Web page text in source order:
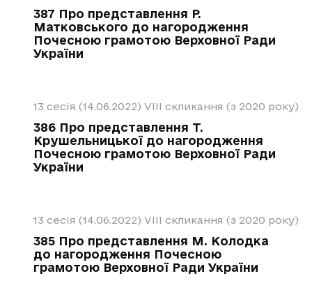
387 Про представлення Р.
Матковського до нагородження
Почесною грамотою Верховної Ради
України
13 сесія (14.06.2022) VIII скликання (з 2020 року)
386 Про представлення Т.
Крушельницької до нагородження
Почесною грамотою Верховної Ради
України
13 сесія (14.06.2022) VIII скликання (з 2020 року)
385 Про представлення М. Колодка
до нагородження Почесною
грамотою Верховної Ради України